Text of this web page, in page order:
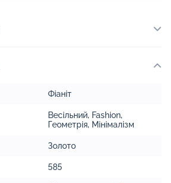
Фіаніт
Весільний, Fashion,
Геометрія, Мінімалізм
Золото
585